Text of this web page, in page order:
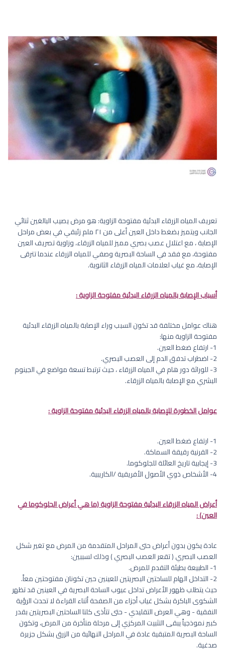
تعريف المياه الزرقاء البدئية مفتوحة الزاوية: هو مرض يصيب البالغين ثنائي
الجانب ويتميز بضغط داخل العين أعلى من ٢١ ملم زئبقي في بعض مراحل
الإصابة ، مع اعتلال عصب بصري مميز للمياه الزرقاء، وزاوية تصريف العين
مفتوحة، مع فقد في الساحة البصرية وصفي للمياه الزرقاء عندما تترقى
الإصابة، مع غياب لعلامات المياه الزرقاء الثانوية.
أسباب الإصابة بالمياه الزرقاء البدئية مفتوحة الزاوية :
هناك عوامل مختلفة قد تكون السبب وراء الإصابة بالمياه الزرقاء البدئية
مفتوحة الزاوية منها:
1- ارتفاع ضغط العين.
2- اضطراب تدفق الدم إلى العصب البصري.
3- للوراثة دور هام في المياه الزرقاء ، حيث ترتبط تسعة مواضع في الجينوم
البشري مع الإصابة بالمياه الزرقاء.
عوامل الخطورة للإصابة بالمياه الزرقاء البدئية مفتوحة الزاوية :
1- ارتفاع ضغط العين.
2- القرنية رقيقة السماكة.
3- إيجابية تاريخ العائلة للجلوكوما.
4- الأشخاص ذوي الأصول الأفريقية /الكاريبية.
أعراض المياه الزرقاء البدئية مفتوحة الزاوية (ما هي أعراض الجلوكوما في
العين) :
عادة يكون بدون أعراض حتى المراحل المتقدمة من المرض مع تغير شكل
العصب البصري ( تقعر العصب البصري ) وذلك لسببين:
1- الطبيعة بطيئة التقدم للمرض.
2- التداخل الهام للساحتين البصريتين للعينين حين تكونان مفتوحتين معاً.
حيث يتطلب ظهور الأعراض تداخل عيوب الساحة البصرية في العينين قد تظهر
الشكوى الباكرة بشكل غياب أجزاء من الصفحة أثناء القراءة لا تحدث الرؤية
النفقية - وهي العرض التقليدي - حتى تتأذى كلتا الساحتين البصريتين بقدر
كبير نموذجياً يبقى التثبيت المركزي إلى مرحلة متأخرة من المرض، وتكون
الساحة البصرية المتبقية عادة في المراحل النهائية من الزرق بشكل جزيرة
صدغية.